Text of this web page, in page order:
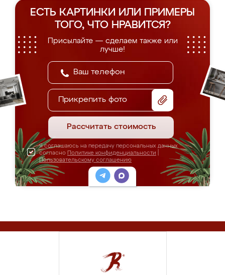
ЕСТЬ КАРТИНКИ ИЛИ ПРИМЕРЫ
ТОГО, ЧТО НРАВИТСЯ?
Присылайте — сделаем также или
лучше!
Прикрепить фото
Рассчитать стоимость
Я соглашаюсь на передачу персональных данных
согласно Политике конфиденциальности
Пользовательскому соглашению